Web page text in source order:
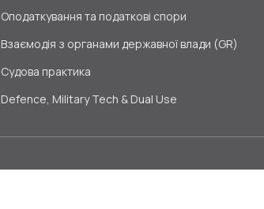
Оподаткування та податкові спори
Взаємодія з органами державної влади (GR)
Судова практика
Defence, Military Tech & Dual Use